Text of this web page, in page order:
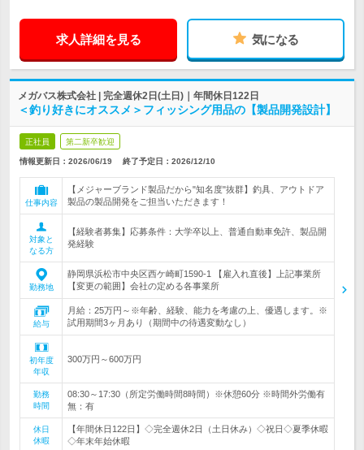
求人詳細を見る 気になる
メガバス株式会社 | 完全週休2日(土日)｜年間休日122日
＜釣り好きにオススメ＞フィッシング用品の【製品開発設計】
正社員 第二新卒歓迎
情報更新日：2026/06/19 終了予定日： 2026/12/10
仕事内容
【メジャーブランド製品だから"知名度"抜群】釣具、アウトドア
製品の製品開発をご担当いただきます！
対象と
なる方
【経験者募集】応募条件：大学卒以上、普通自動車免許、製品開
発経験
勤務地
静岡県浜松市中央区西ケ崎町1590-1 【雇入れ直後】上記事業所
【変更の範囲】会社の定める各事業所
給与
月給：25万円～※年齢、経験、能力を考慮の上、優遇します。※
試用期間3ヶ月あり（期間中の待遇変動なし）
初年度
年収
300万円～600万円
勤務
時間
08:30～17:30（所定労働時間8時間）※休憩60分 ※時間外労働有
無：有
休日
休暇
【年間休日122日】◇完全週休2日（土日休み）◇祝日◇夏季休暇
◇年末年始休暇